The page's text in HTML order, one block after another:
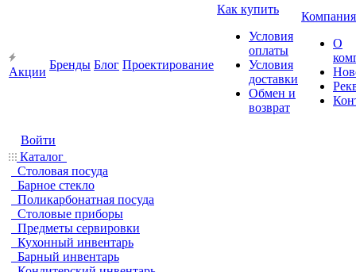
Акции
Бренды Блог Проектирование
Как купить
Условия
оплаты
Условия
доставки
Обмен и
возврат
Компания
О
Войти
Каталог
Столовая посуда
Барное стекло
Поликарбонатная посуда
Столовые приборы
Предметы сервировки
Кухонный инвентарь
Барный инвентарь